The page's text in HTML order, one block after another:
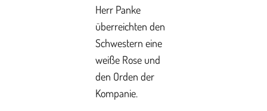
Herr Panke
überreichten den
Schwestern eine
weiße Rose und
den Orden der
Kompanie.